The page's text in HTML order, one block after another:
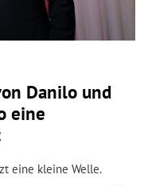
Danilo und
eine
eine kleine Welle.